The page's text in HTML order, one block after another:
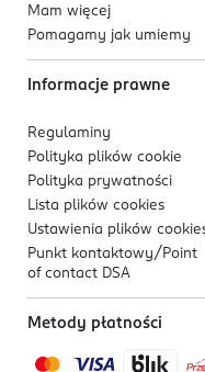
Mam więcej
Pomagamy jak umiemy
Informacje prawne
Regulaminy
Polityka plików cookie
Polityka prywatności
Lista plików cookies
Ustawienia plików
Punkt kontaktowy/ Point
of contact DSA
Metody płatności